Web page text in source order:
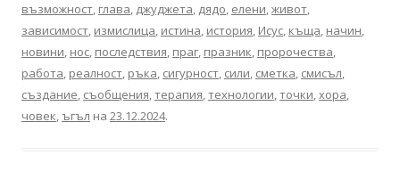
възможност, глава, джуджета, дядо, елени,живот,
зависимост, измислица, истина, история, Исус, къща, начин,
новини, нос, последствия, праг, празник, пророчества,
работа, реалност, ръка, сигурност, сили, сметка, смисъл,
създание, съобщения,терапия,технологии,точки,хора,
човек,ъгъл на 23.12.2024.